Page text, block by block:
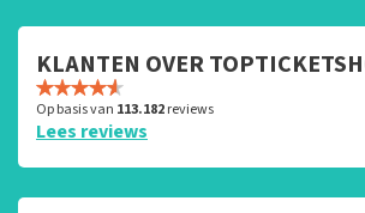
KLANTEN OVER
Op basis van 113.182reviews
Lees reviews